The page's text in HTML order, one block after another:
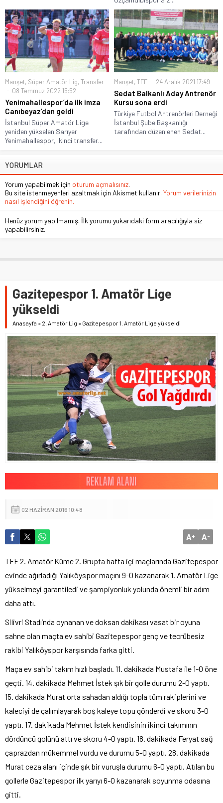
Manşet, Süper Amatör Lig, Transfer
08 Temmuz 2022 15:52
Yenimahallespor’da ilk imza
Canıbeyaz’dan geldi
İstanbul Süper Amatör Lige
yeniden yükselen Sarıyer
Yenimahallespor, ikinci transfer...
Manşet, TFF 24 Aralık 2021 17:49
Sedat Balkanlı Aday Antrenör
Kursu sona erdi
Türkiye Futbol Antrenörleri Derneği
İstanbul Şube Başkanlığı
tarafından düzenlenen Sedat...
YORUMLAR
Yorum yapabilmek için oturum açmalısınız.
Bu site istenmeyenleri azaltmak için Akismet kullanır. Yorum verilerinizin
nasıl işlendiğini öğrenin.
Henüz yorum yapılmamış. İlk yorumu yukarıdaki form aracılığıyla siz
yapabilirsiniz.
Gazitepespor 1. Amatör Lige
yükseldi
Anasayfa » 2. Amatör Lig » Gazitepespor 1. Amatör Lige yükseldi
02 HAZIRAN 2016 10:48
A+ A-
TFF 2. Amatör Küme 2. Grupta hafta içi maçlarında Gazitepespor
evinde ağırladığı Yalıköyspor maçını 9-0 kazanarak 1. Amatör Lige
yükselmeyi garantiledi ve şampiyonluk yolunda önemli bir adım
daha attı.
Silivri Stadı’nda oynanan ve doksan dakikası vasat bir oyuna
sahne olan maçta ev sahibi Gazitepespor genç ve tecrübesiz
rakibi Yalıköyspor karşısında farka gitti.
Maça ev sahibi takım hızlı başladı. 11. dakikada Mustafa ile 1-0 öne
geçti. 14. dakikada Mehmet İstek şık bir golle durumu 2-0 yaptı.
15. dakikada Murat orta sahadan aldığı topla tüm rakiplerini ve
kaleciyi de çalımlayarak boş kaleye topu gönderdi ve skoru 3-0
yaptı. 17. dakikada Mehmet İstek kendisinin ikinci takımının
dördüncü golünü attı ve skoru 4-0 yaptı. 18. dakikada Feryat sağ
çaprazdan mükemmel vurdu ve durumu 5-0 yaptı. 28. dakikada
Murat ceza alanı içinde şık bir vuruşla durumu 6-0 yaptı. Atılan bu
gollerle Gazitepespor ilk yarıyı 6-0 kazanarak soyunma odasına
gitti.